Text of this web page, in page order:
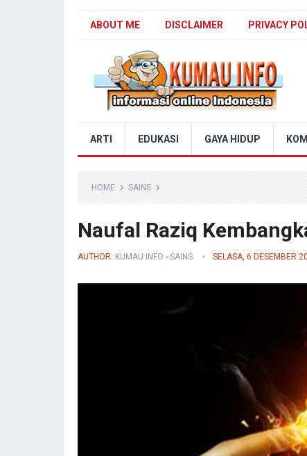
ABOUT ME DISCLAIMER PRIVACY
ARTI EDUKASI GAYA HIDUP
HOME SAINS
Naufal Raziq
AUTHOR: KUMAU INFO - SAINS SELASA, 6 DESEMBER